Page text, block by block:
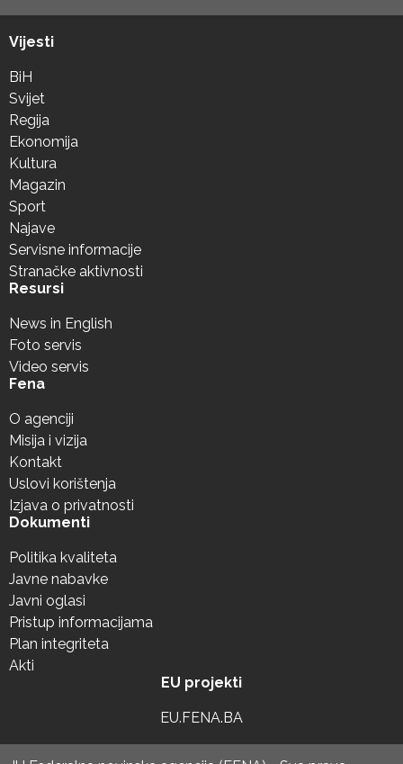
Vijesti
BiH
Svijet
Regija
Ekonomija
Kultura
Magazin
Sport
Najave
Servisne informacije
Stranačke aktivnosti
Resursi
News in English
Foto servis
Video servis
Fena
O agenciji
Misija i vizija
Kontakt
Uslovi korištenja
Izjava o privatnosti
Dokumenti
Politika kvaliteta
Javne nabavke
Javni oglasi
Pristup informacijama
Plan integriteta
Akti
EU projekti
EU.FENA.BA